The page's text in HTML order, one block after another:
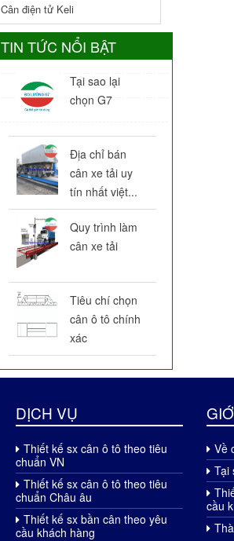
Cân điện tử Keli
TIN TỨC NỔI BẬT
Tại sao lại
chọn G7
Địa chỉ bán
cân xe tải uy
tín nhất việt...
Quy trình làm
cân xe tải
Tiêu chí chọn
cân ô tô chính
xác
DỊCH VỤ
Thiết kế sx cân ô tô theo tiêu
chuẩn VN
Thiết kế sx cân ô tô theo tiêu
chuẩn Châu âu
Thiết kế sx bần cân theo yêu
cầu khách hàng
Về
Tại
cầu